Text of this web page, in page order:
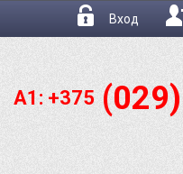
Вход
A1: +375